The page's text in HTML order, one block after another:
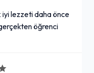
iyi lezzeti daha önce
öğrenci